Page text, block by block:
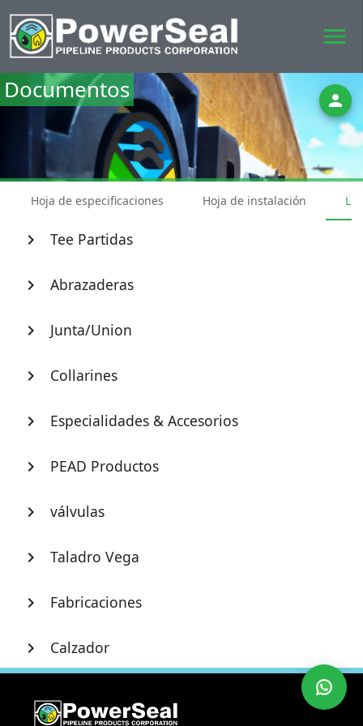
menu
person
Documentos
Hoja de especificaciones Hoja de instalación
chevron_right Tee Partidas
chevron_right Abrazaderas
chevron_right Junta/Union
chevron_right Collarines
chevron_right Especialidades & Accesorios
chevron_right PEAD Productos
chevron_right válvulas
chevron_right Taladro Vega
chevron_right Fabricaciones
chevron_right Calzador